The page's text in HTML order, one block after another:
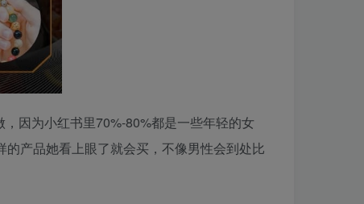
因为小红书里70%-80%都是一些年轻的女
产品她看上眼了就会买，不像男性会到处比